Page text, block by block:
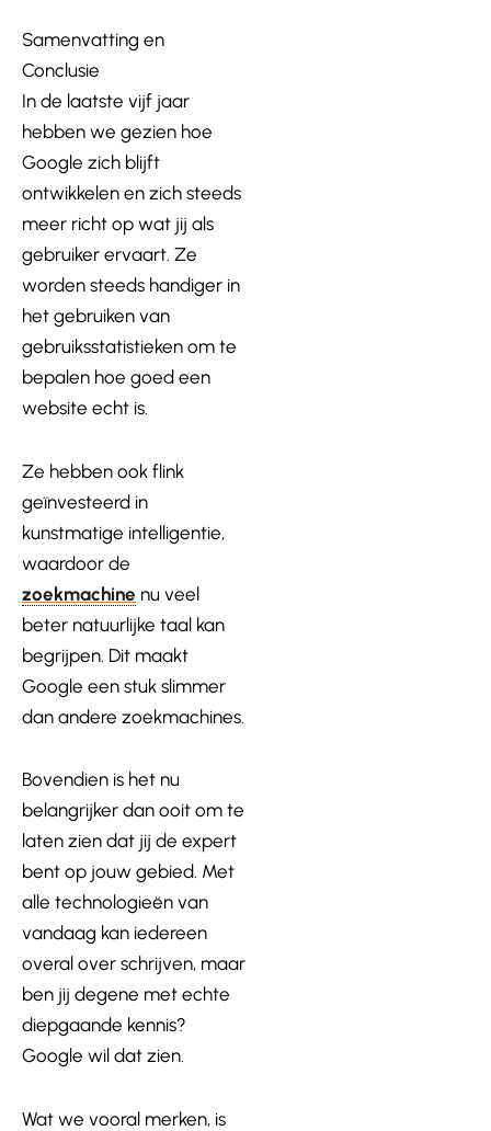
Samenvatting en
Conclusie
In de laatste vijf jaar
hebben we gezien hoe
Google zich blijft
ontwikkelen en zich steeds
meer richt op wat jij als
gebruiker ervaart. Ze
worden steeds handiger in
het gebruiken van
gebruiksstatistieken om te
bepalen hoe goed een
website echt is.
Ze hebben ook flink
geïnvesteerd in
kunstmatige intelligentie,
waardoor de
zoekmachine nu veel
beter natuurlijke taal kan
begrijpen. Dit maakt
Google een stuk slimmer
dan andere zoekmachines.
Bovendien is het nu
belangrijker dan ooit om te
laten zien dat jij de expert
bent op jouw gebied. Met
alle technologieën van
vandaag kan iedereen
overal over schrijven, maar
ben jij degene met echte
diepgaande kennis?
Google wil dat zien.
Wat we vooral merken, is